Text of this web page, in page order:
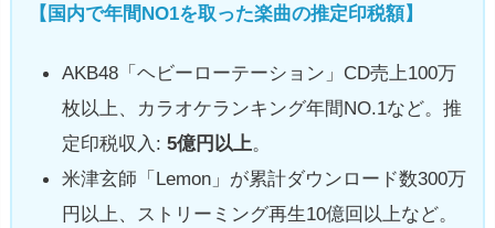
【国内で年間NO1を取った楽曲の推定印税額】
AKB48「ヘビーローテーション」CD売上100万
枚以上、カラオケランキング年間NO.1など。推
定印税収入: 5億円以上。
米津玄師「Lemon」が累計ダウンロード数300万
円以上、ストリーミング再生10億回以上など。